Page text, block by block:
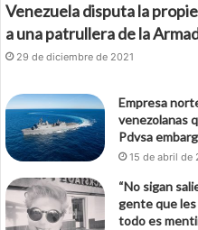
Venezuela disputa la
a una patrullera de la
29 de diciembre de 2021
Empresa
venezolanas
Pdvsa
15 de abril de
“No sigan
gente que
todo es